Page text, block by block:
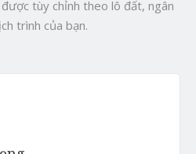
tùy chỉnh theo lô đất, ngân
trình của bạn.